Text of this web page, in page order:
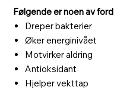
Følgende er noen av
Dreper bakterier
Øker energinivået
Motvirker aldring
Antioksidant
Hjelper vekttap